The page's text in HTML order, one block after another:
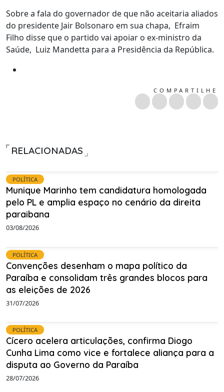
Sobre a fala do governador de que não aceitaria aliados
do presidente Jair Bolsonaro em sua chapa, Efraim
Filho disse que o partido vai apoiar o ex-ministro da
Saúde, Luiz Mandetta para a Presidência da República.
COMPARTILHE
RELACIONADAS
POLÍTICA
Munique Marinho tem candidatura homologada
pelo PL e amplia espaço no cenário da direita
paraibana
03/08/2026
POLÍTICA
Convenções desenham o mapa político da
Paraíba e consolidam três grandes blocos para
as eleições de 2026
31/07/2026
POLÍTICA
Cícero acelera articulações, confirma Diogo
Cunha Lima como vice e fortalece aliança para a
disputa ao Governo da Paraíba
28/07/2026